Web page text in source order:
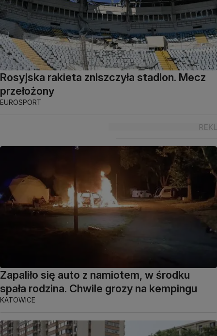
Rosyjska rakieta zniszczyła stadion. Mecz
przełożony
EUROSPORT
Zapaliło się auto z namiotem, w środku
spała rodzina. Chwile grozy na kempingu
KATOWICE